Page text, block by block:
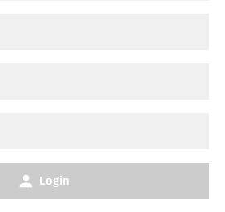
Login